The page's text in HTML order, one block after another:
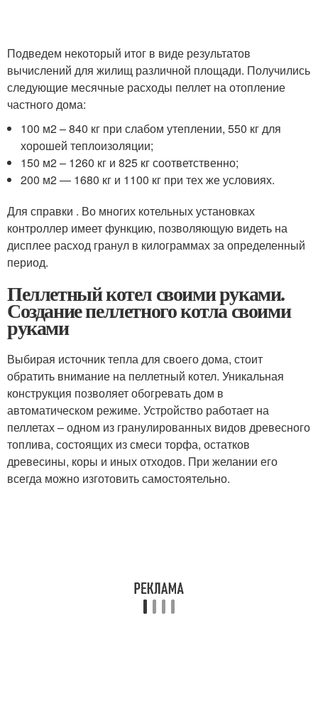
Подведем некоторый итог в виде результатов
вычислений для жилищ различной площади. Получились
следующие месячные расходы пеллет на отопление
частного дома:
100 м2 – 840 кг при слабом утеплении, 550 кг для
хорошей теплоизоляции;
150 м2 – 1260 кг и 825 кг соответственно;
200 м2 — 1680 кг и 1100 кг при тех же условиях.
Для справки . Во многих котельных установках
контроллер имеет функцию, позволяющую видеть на
дисплее расход гранул в килограммах за определенный
период.
Пеллетный котел своими руками.
Создание пеллетного котла своими
руками
Выбирая источник тепла для своего дома, стоит
обратить внимание на пеллетный котел. Уникальная
конструкция позволяет обогревать дом в
автоматическом режиме. Устройство работает на
пеллетах – одном из гранулированных видов древесного
топлива, состоящих из смеси торфа, остатков
древесины, коры и иных отходов. При желании его
всегда можно изготовить самостоятельно.